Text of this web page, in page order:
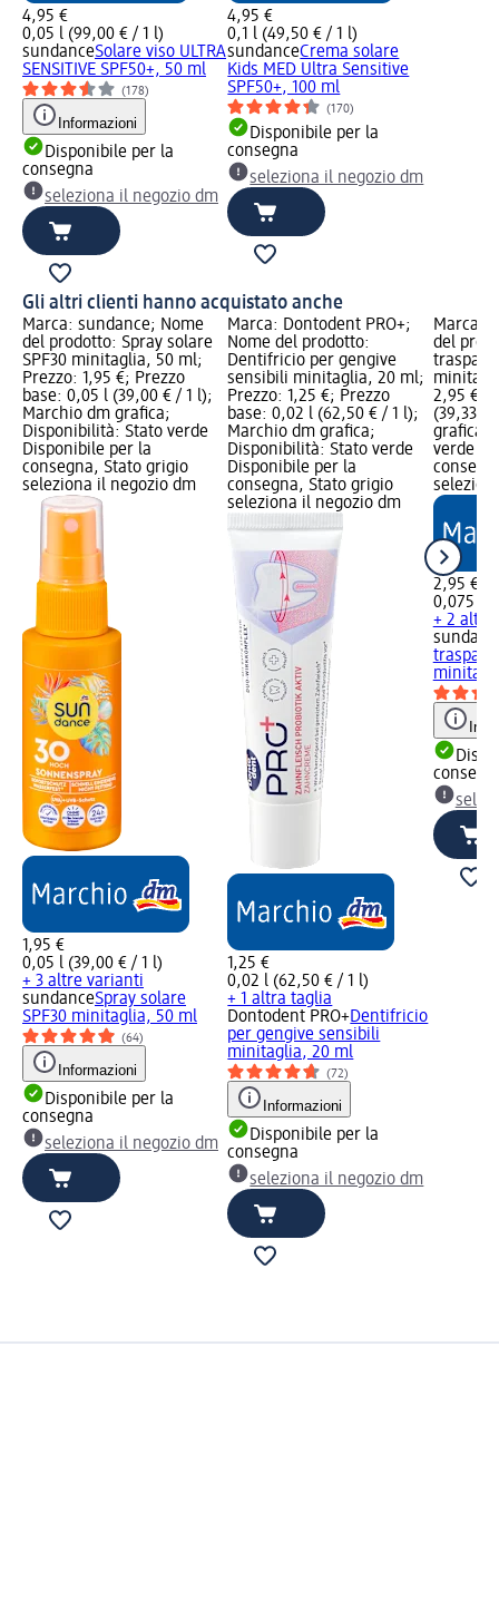
4,95 €
0,05 l (99,00 € / 1 l)
sundanceSolare viso ULTRA
SENSITIVE SPF50+, 50 ml
(178)
Informazioni
Disponibile per la
consegna
seleziona il negozio dm
4,95 €
0,1 l (49,50 € / 1 l)
sundanceCrema solare
Kids MED Ultra Sensitive
SPF50+, 100 ml
(170)
Disponibile per la
consegna
seleziona il negozio dm
Gli altri clienti hanno acquistato anche
Marca: sundance; Nome
del prodotto: Spray solare
SPF30 minitaglia, 50 ml;
Prezzo: 1,95 €; Prezzo
base: 0,05 l (39,00 € / 1 l);
Marchio dm grafica;
Disponibilità: Stato verde
Disponibile per la
consegna, Stato grigio
seleziona il negozio dm
1,95 €
0,05 l (39,00 € / 1 l)
+ 3 altre varianti
sundanceSpray solare
SPF30 minitaglia, 50 ml
(64)
Informazioni
Disponibile per la
consegna
seleziona il negozio dm
Marca: Dontodent PRO+;
Nome del prodotto:
Dentifricio per gengive
sensibili minitaglia, 20 ml;
Prezzo: 1,25 €; Prezzo
base: 0,02 l (62,50 € / 1 l);
Marchio dm grafica;
Disponibilità: Stato verde
Disponibile per la
consegna, Stato grigio
seleziona il negozio dm
1,25 €
0,02 l (62,50 € / 1 l)
+ 1 altra taglia
Dontodent PRO+Dentifricio
per gengive sensibili
minitaglia, 20 ml
(72)
Informazioni
Disponibile per la
consegna
seleziona il negozio dm
Marca:
del
2,95 €;
(39,33 €
grafica;
verde
2,95 €
0,075 l
+ 2